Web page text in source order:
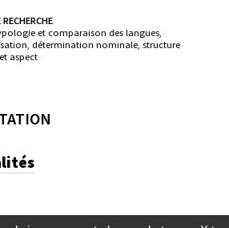
et comparaison des langues,
détermination nominale, structure
aspect